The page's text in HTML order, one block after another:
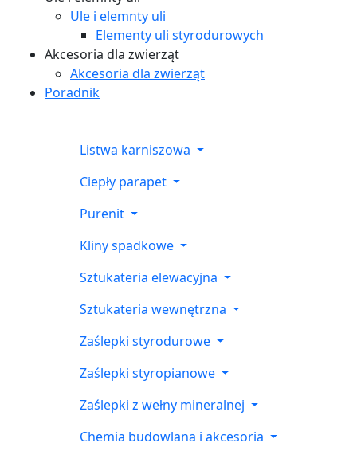
Ule i elemnty uli
Elementy uli styrodurowych
Akcesoria dla zwierząt
Akcesoria dla zwierząt
Poradnik
Listwa karniszowa
Ciepły parapet
Purenit
Kliny spadkowe
Sztukateria elewacyjna
Sztukateria wewnętrzna
Zaślepki styrodurowe
Zaślepki styropianowe
Zaślepki z wełny mineralnej
Chemia budowlana i akcesoria